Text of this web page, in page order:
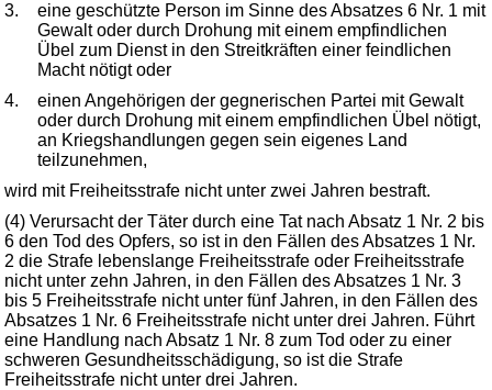
3.
eine geschützte Person im Sinne des Absatzes 6 Nr. 1 mit
Gewalt oder durch Drohung mit einem empfindlichen
Übel zum Dienst in den Streitkräften einer feindlichen
Macht nötigt oder
4.
einen Angehörigen der gegnerischen Partei mit Gewalt
oder durch Drohung mit einem empfindlichen Übel nötigt,
an Kriegshandlungen gegen sein eigenes Land
teilzunehmen,
wird mit Freiheitsstrafe nicht unter zwei Jahren bestraft.
(4) Verursacht der Täter durch eine Tat nach Absatz 1 Nr. 2 bis
6 den Tod des Opfers, so ist in den Fällen des Absatzes 1 Nr.
2 die Strafe lebenslange Freiheitsstrafe oder Freiheitsstrafe
nicht unter zehn Jahren, in den Fällen des Absatzes 1 Nr. 3
bis 5 Freiheitsstrafe nicht unter fünf Jahren, in den Fällen des
Absatzes 1 Nr. 6 Freiheitsstrafe nicht unter drei Jahren. Führt
eine Handlung nach Absatz 1 Nr. 8 zum Tod oder zu einer
schweren Gesundheitsschädigung, so ist die Strafe
Freiheitsstrafe nicht unter drei Jahren.